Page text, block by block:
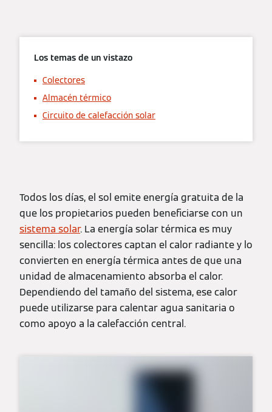
Los temas de un vistazo
Colectores
Almacén térmico
Circuito de calefacción solar
Todos los días, el sol emite energía gratuita de la
que los propietarios pueden beneficiarse con un
sistema solar. La energía solar térmica es muy
sencilla: los colectores captan el calor radiante y lo
convierten en energía térmica antes de que una
unidad de almacenamiento absorba el calor.
Dependiendo del tamaño del sistema, ese calor
puede utilizarse para calentar agua sanitaria o
como apoyo a la calefacción central.